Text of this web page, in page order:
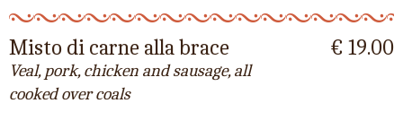
Misto di carne alla brace
Veal, pork, chicken and sausage, all
cooked over coals
€ 19.00